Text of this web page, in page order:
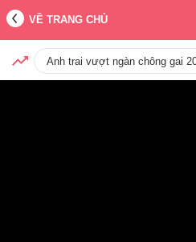
VỀ TRANG CHỦ
Anh trai vượt ngàn chông gai